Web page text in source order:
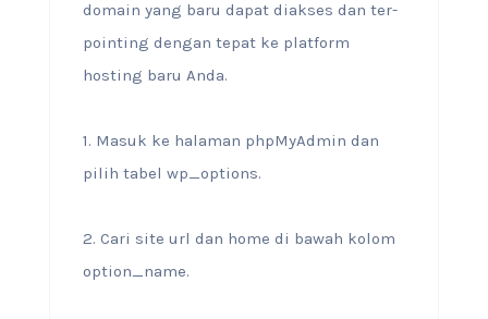
domain yang baru dapat diakses dan ter-
pointing dengan tepat ke platform
hosting baru Anda.
1. Masuk ke halaman phpMyAdmin dan
pilih tabel wp_options.
2. Cari site url dan home di bawah kolom
option_name.